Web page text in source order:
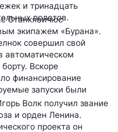
и тринадцать
полетов.
Станкявичюс
экипажем «Бурана».
совершил свой
автоматическом
Вскоре
финансирование
запуски были
Волк получил звание
и орден Ленина.
проекта он